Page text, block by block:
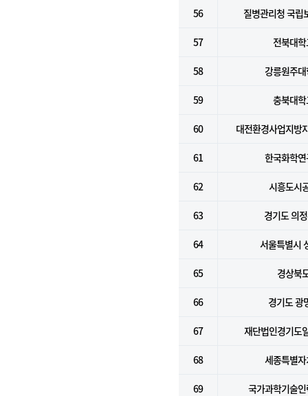
56 질병관리청 국립
57 전북대
58 강릉원주
59 충북대
60 대전환경사업지방
61 한국화학
62 시흥도시
63 경기도 의
64 서울특별시
65 경상북
66 경기도 광
67 재단법인경기도
68 세종특별
69 국가과학기술